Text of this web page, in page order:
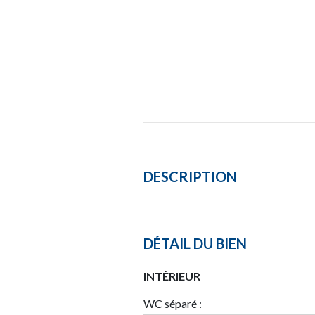
DESCRIPTION
DÉTAIL DU BIEN
INTÉRIEUR
WC séparé :